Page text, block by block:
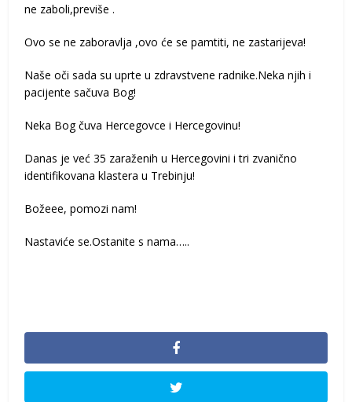
ne zaboli,previše .
Ovo se ne zaboravlja ,ovo će se pamtiti, ne zastarijeva!
Naše oči sada su uprte u zdravstvene radnike.Neka njih i
pacijente sačuva Bog!
Neka Bog čuva Hercegovce i Hercegovinu!
Danas je već 35 zaraženih u Hercegovini i tri zvanično
identifikovana klastera u Trebinju!
Božeee, pomozi nam!
Nastaviće se.Ostanite s nama…..